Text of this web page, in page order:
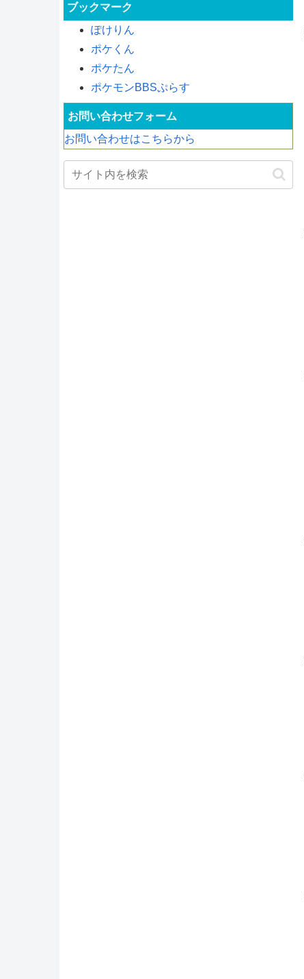
ブックマーク
ぽけりん
ポケくん
ポケたん
ポケモンBBSぷらす
お問い合わせフォーム
お問い合わせはこちらから